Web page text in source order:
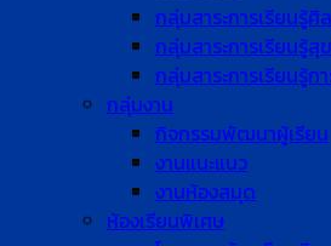
กลุ่มสาระการเรียนรู้ศิ
กลุ่มสาระการเรียนรู้
กลุ่มสาระการเรียนรู้ก
กลุ่มงาน
กิจกรรมพัฒนาผู้เรียน
งานแนะแนว
งานห้องสมุด
ห้องเรียนพิเศษ